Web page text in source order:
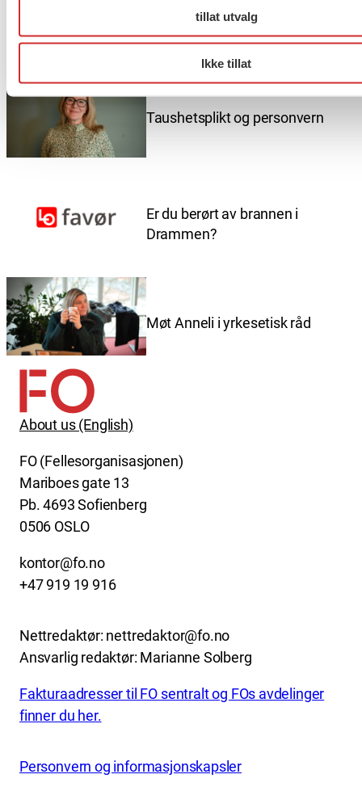
tillat utvalg
Ikke tillat
Flere saker
Taushetsplikt og personvern
Er du berørt av brannen i
Drammen?
Møt Anneli i yrkesetisk råd
About us (English)
FO (Fellesorganisasjonen)
Mariboes gate 13
Pb. 4693 Sofienberg
0506 OSLO
kontor@fo.no
+47 919 19 916
Nettredaktør: nettredaktor@fo.no
Ansvarlig redaktør: Marianne Solberg
Fakturaadresser til FO sentralt og FOs avdelinger
finner du her.
Personvern og informasjonskapsler